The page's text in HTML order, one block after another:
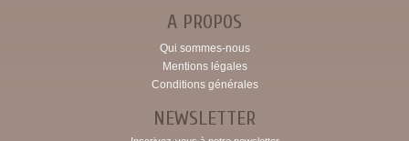
A PROPOS
Qui sommes-nous
Mentions légales
Conditions générales
NEWSLETTER